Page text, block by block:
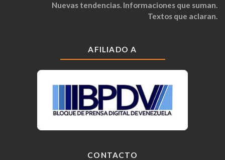
Nuevas tendencias. Informaciones que suman.
Textos que aclaran.
AFILIADO A
CONTACTO